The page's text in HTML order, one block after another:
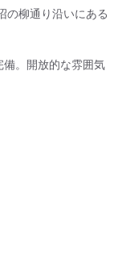
の柳通り沿いにある
。開放的な雰囲気